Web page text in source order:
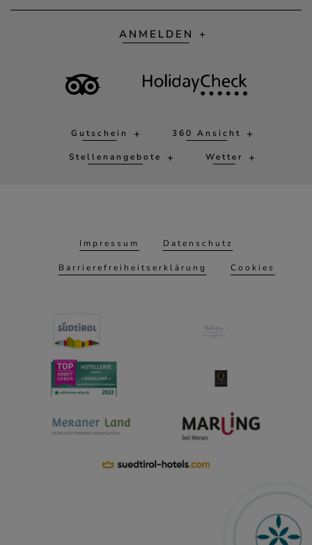
ANMELDEN
Gutschein 360 Ansicht
Stellenangebote Wetter
Impressum Datenschutz
Barrierefreiheitserklärung Cookies